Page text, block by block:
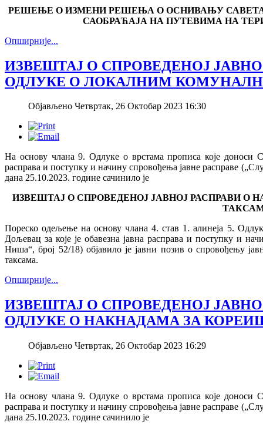
РЕШЕЊЕ О ИЗМЕНИ РЕШЕЊА О ОСНИВАЊУ
САОБРАЋАЈА НА ПУТЕВИМА НА
Опширније...
ИЗВЕШТАЈ О СПРОВЕДЕНОЈ
ОДЛУКЕ О ЛОКАЛНИМ
Објављено Четвртак, 26 Октобар 2023 16:30
На основу члана 9. Одлуке о врстама прописа које доноси
расправа и поступку и начину спровођења јавне расправе
дана 25.10.2023. године сачинилo је
ИЗВЕШТАЈ О СПРОВЕДЕНОЈ ЈАВНОЈ РАСПРАВИ
Пореско одељење на основу члана 4. став 1. алинеја 5.
Дољевац за које је обавезна јавна расправа и поступку и
Ниша“, број 52/18) објавило је јавни позив о спровођењу
таксама.
Опширније...
ИЗВЕШТАЈ О СПРОВЕДЕНОЈ
ОДЛУКЕ О НАКНАДАМА ЗА
Објављено Четвртак, 26 Октобар 2023 16:29
На основу члана 9. Одлуке о врстама прописа које доноси
расправа и поступку и начину спровођења јавне расправе
дана 25.10.2023. године сачинилo је